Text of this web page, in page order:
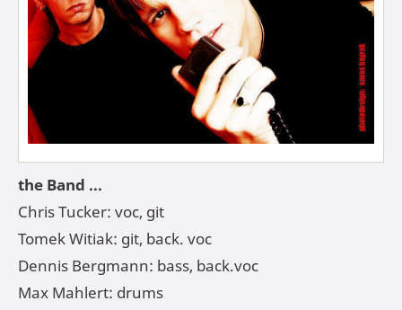
the Band ...
Chris Tucker: voc, git
Tomek Witiak: git, back. voc
Dennis Bergmann: bass, back.voc
Max Mahlert: drums